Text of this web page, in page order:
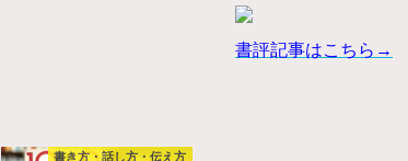
書き方・話し方・伝え方
書評記事はこちら→